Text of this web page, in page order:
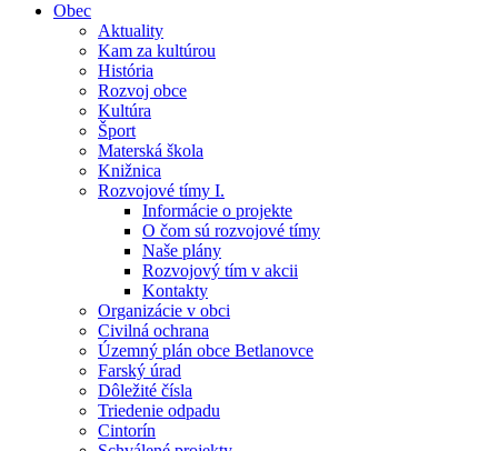
Obec
Aktuality
Kam za kultúrou
História
Rozvoj obce
Kultúra
Šport
Materská škola
Knižnica
Rozvojové tímy I.
Informácie o projekte
O čom sú rozvojové tímy
Naše plány
Rozvojový tím v akcii
Kontakty
Organizácie v obci
Civilná ochrana
Územný plán obce Betlanovce
Farský úrad
Dôležité čísla
Triedenie odpadu
Cintorín